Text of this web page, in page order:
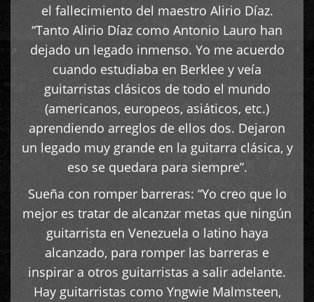
el fallecimiento del maestro Alirio Díaz.
“Tanto Alirio Díaz como Antonio Lauro han
dejado un legado inmenso. Yo me acuerdo
cuando estudiaba en Berklee y veía
guitarristas clásicos de todo el mundo
(americanos, europeos, asiáticos, etc.)
aprendiendo arreglos de ellos dos. Dejaron
un legado muy grande en la guitarra clásica, y
eso se quedara para siempre”.
Sueña con romper barreras: “Yo creo que lo
mejor es tratar de alcanzar metas que ningún
guitarrista en Venezuela o latino haya
alcanzado, para romper las barreras e
inspirar a otros guitarristas a salir adelante.
Hay guitarristas como Yngwie Malmsteen,